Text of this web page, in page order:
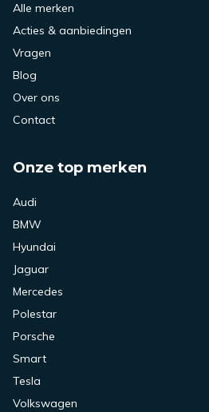
Alle merken
Acties & aanbiedingen
Vragen
Blog
Over ons
Contact
Onze top merken
Audi
BMW
Hyundai
Jaguar
Mercedes
Polestar
Porsche
Smart
Tesla
Volkswagen